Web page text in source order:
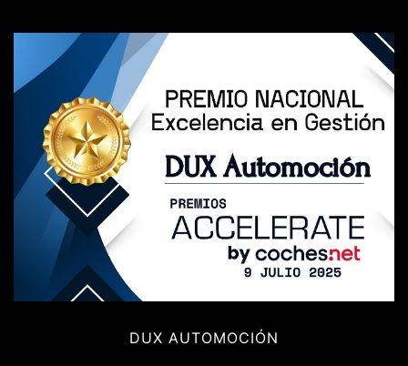
DUX AUTOMOCIÓN